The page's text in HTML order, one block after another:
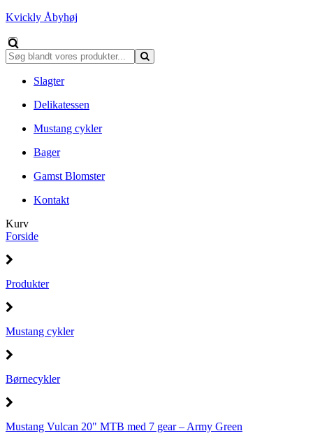
Kvickly Åbyhøj
Slagter
Delikatessen
Mustang cykler
Bager
Gamst Blomster
Kontakt
Kurv
Forside
Produkter
Mustang cykler
Børnecykler
Mustang Vulcan 20" MTB med 7 gear – Army Green